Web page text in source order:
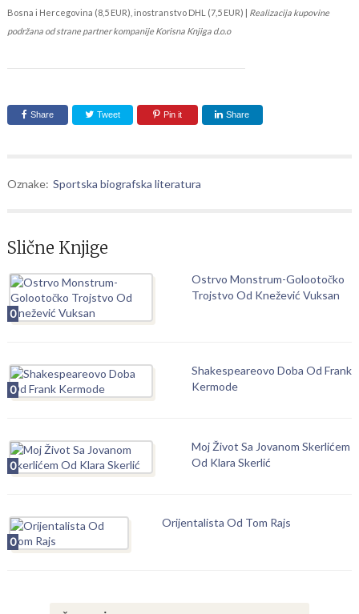
Bosna i Hercegovina (8,5 EUR), inostranstvo DHL (7,5 EUR) | Realizacija kupovine
podržana od strane partner kompanije Korisna Knjiga d.o.o
Share Tweet Pin it Share
Oznake: Sportska biografska literatura
Slične Knjige
0
Ostrvo Monstrum-Golootočko
Trojstvo Od Knežević Vuksan
0
Shakespeareovo Doba Od Frank
Kermode
0
Moj Život Sa Jovanom Skerlićem
Od Klara Skerlić
0
Orijentalista Od Tom Rajs